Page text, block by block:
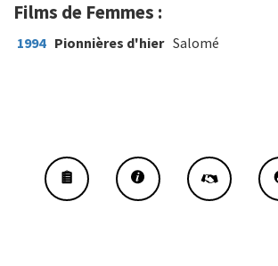
Films de Femmes :
1994 Pionnières d'hier Salomé